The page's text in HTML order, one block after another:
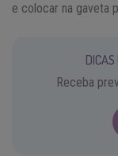
e colocar na gaveta
Receba